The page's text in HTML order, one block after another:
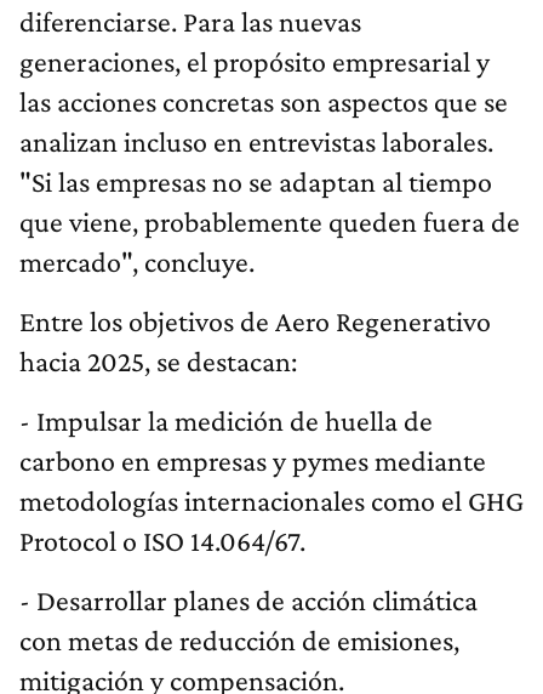
diferenciarse. Para las nuevas
generaciones, el propósito empresarial y
las acciones concretas son aspectos que se
analizan incluso en entrevistas laborales.
"Si las empresas no se adaptan al tiempo
que viene, probablemente queden fuera de
mercado", concluye.
Entre los objetivos de Aero Regenerativo
hacia 2025, se destacan:
- Impulsar la medición de huella de
carbono en empresas y pymes mediante
metodologías internacionales como el GHG
Protocol o ISO 14.064/67.
- Desarrollar planes de acción climática
con metas de reducción de emisiones,
mitigación y compensación.